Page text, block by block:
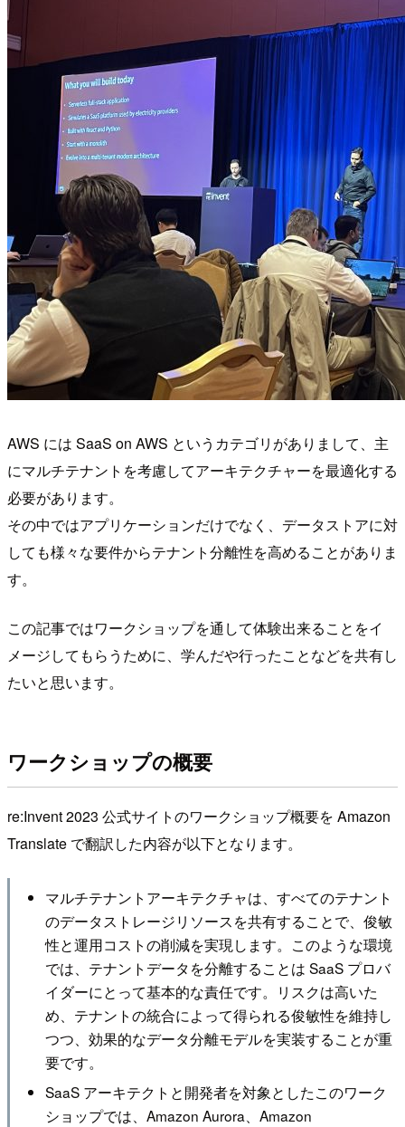
AWS には SaaS on AWS というカテゴリがありまして、主
にマルチテナントを考慮してアーキテクチャーを最適化する
必要があります。
その中ではアプリケーションだけでなく、データストアに対
しても様々な要件からテナント分離性を高めることがありま
す。
この記事ではワークショップを通して体験出来ることをイ
メージしてもらうために、学んだや行ったことなどを共有し
たいと思います。
ワークショップの概要
re:Invent 2023 公式サイトのワークショップ概要を Amazon
Translate で翻訳した内容が以下となります。
マルチテナントアーキテクチャは、すべてのテナント
のデータストレージリソースを共有することで、俊敏
性と運用コストの削減を実現します。このような環境
では、テナントデータを分離することは SaaS プロバ
イダーにとって基本的な責任です。リスクは高いた
め、テナントの統合によって得られる俊敏性を維持し
つつ、効果的なデータ分離モデルを実装することが重
要です。
SaaS アーキテクトと開発者を対象としたこのワーク
ショップでは、Amazon Aurora、Amazon